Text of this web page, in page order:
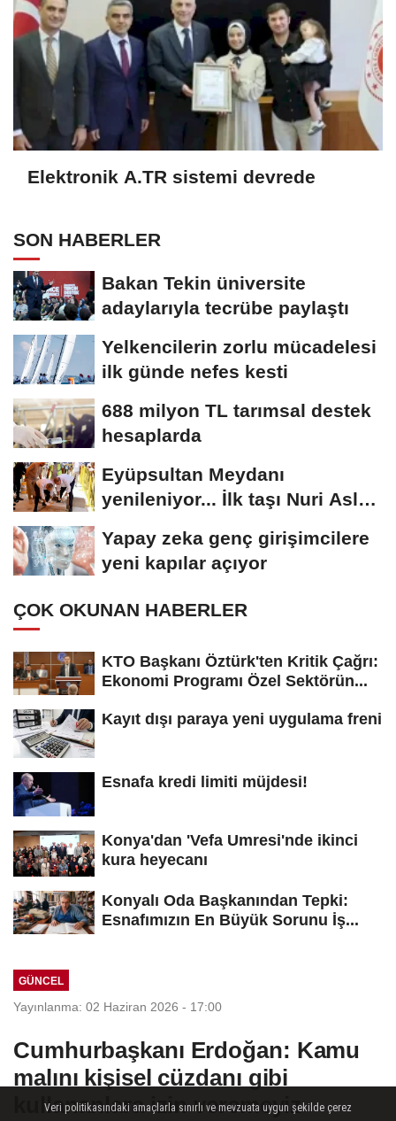
Elektronik A.TR sistemi devrede
SON HABERLER
Bakan Tekin üniversite
adaylarıyla tecrübe paylaştı
Yelkencilerin zorlu mücadelesi
ilk günde nefes kesti
688 milyon TL tarımsal destek
hesaplarda
Eyüpsultan Meydanı
yenileniyor... İlk taşı Nuri Aslan
Yapay zeka genç girişimcilere
yeni kapılar açıyor
ÇOK OKUNAN HABERLER
KTO Başkanı Öztürk'ten Kritik Çağrı:
Ekonomi Programı Özel Sektörün...
Kayıt dışı paraya yeni uygulama freni
Esnafa kredi limiti müjdesi!
Konya'dan 'Vefa Umresi'nde ikinci
kura heyecanı
Konyalı Oda Başkanından Tepki:
Esnafımızın En Büyük Sorunu İş...
GÜNCEL
Yayınlanma: 02 Haziran 2026 - 17:00
Cumhurbaşkanı Erdoğan: Kamu
malını kişisel cüzdanı gibi
kullananlara izin veremeyiz
Veri politikasındaki amaçlarla sınırlı ve mevzuata uygun şekilde çerez